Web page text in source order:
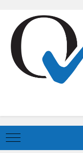
Mobile Menu Toggle